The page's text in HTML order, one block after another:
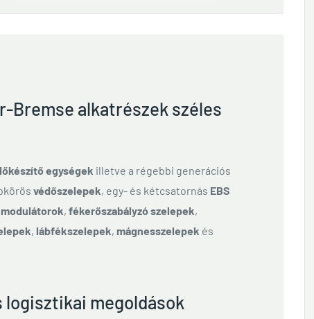
Bremse alkatrészek széles
egységek illetve a régebbi generációs
védőszelepek, egy- és kétcsatornás EBS
modulátorok, fékerőszabályzó szelepek,
, lábfékszelepek, mágnesszelepek és
megoldások